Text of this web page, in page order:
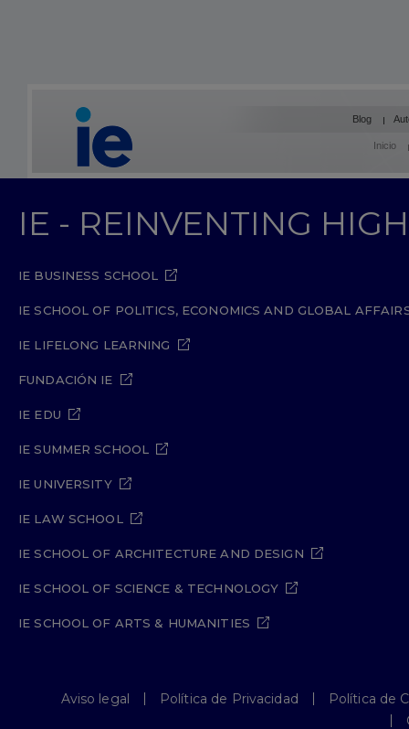
Blog
Inicio
IE - REINVENTING
IE BUSINESS SCHOOL
IE SCHOOL OF POLITICS, ECONOMICS AND GLOBAL
IE LIFELONG LEARNING
FUNDACIÓN IE
IE EDU
IE SUMMER SCHOOL
IE UNIVERSITY
IE LAW SCHOOL
IE SCHOOL OF ARCHITECTURE AND DESIGN
IE SCHOOL OF SCIENCE & TECHNOLOGY
IE SCHOOL OF ARTS & HUMANITIES
Aviso legal Política de Privacidad
Política de